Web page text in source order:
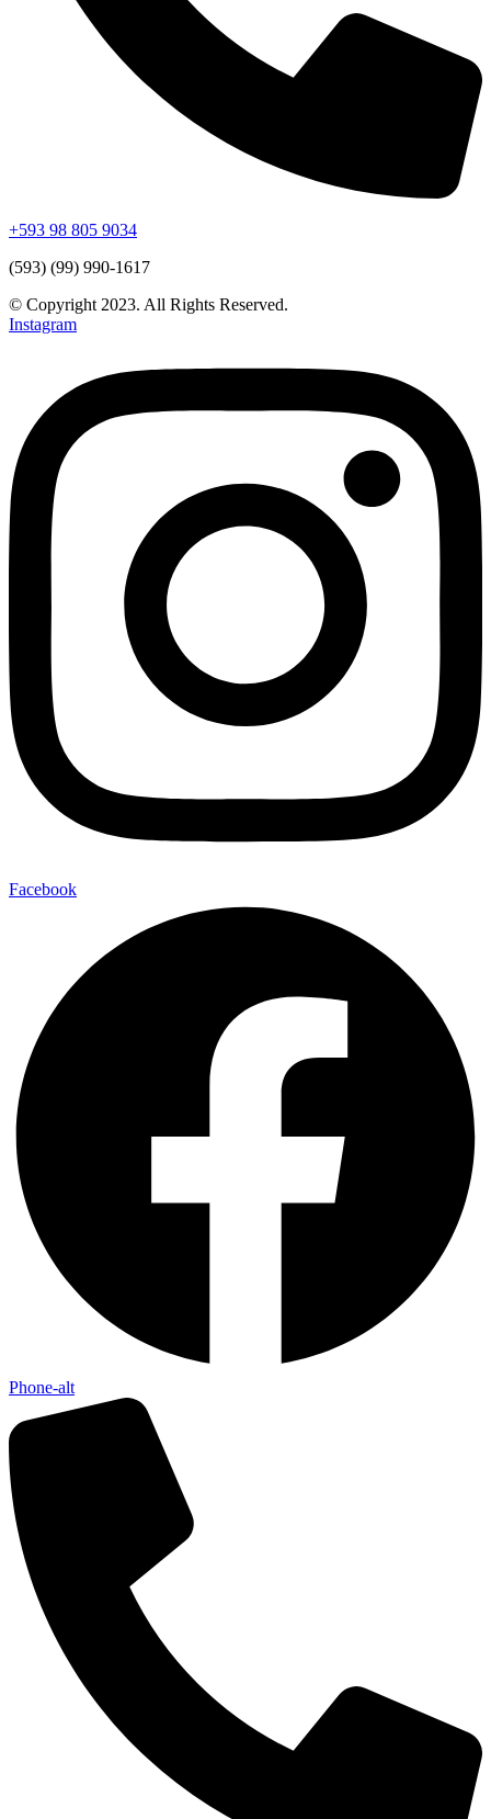
+593 98 805 9034
(593) (99) 990-1617
© Copyright 2023. All Rights Reserved.
Instagram
Facebook
Phone-alt